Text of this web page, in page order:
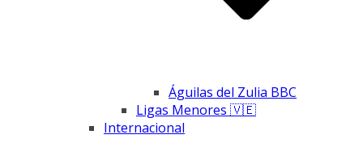
Águilas del Zulia BBC
Ligas Menores 🇻🇪
Internacional